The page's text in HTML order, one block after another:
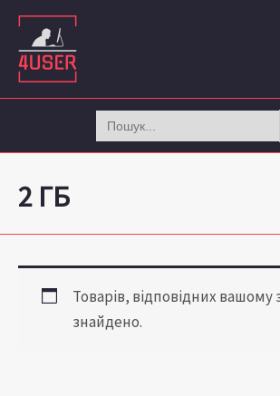
Перейти
вмісту
Search
for:
2 ГБ
Товарів, відповідних вашому
знайдено.